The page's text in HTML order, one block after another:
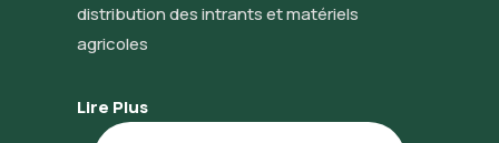
distribution des intrants et matériels
agricoles
Lire Plus